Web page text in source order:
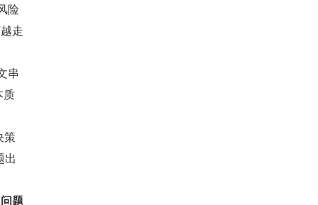
险
走
串
质
策
出
问题